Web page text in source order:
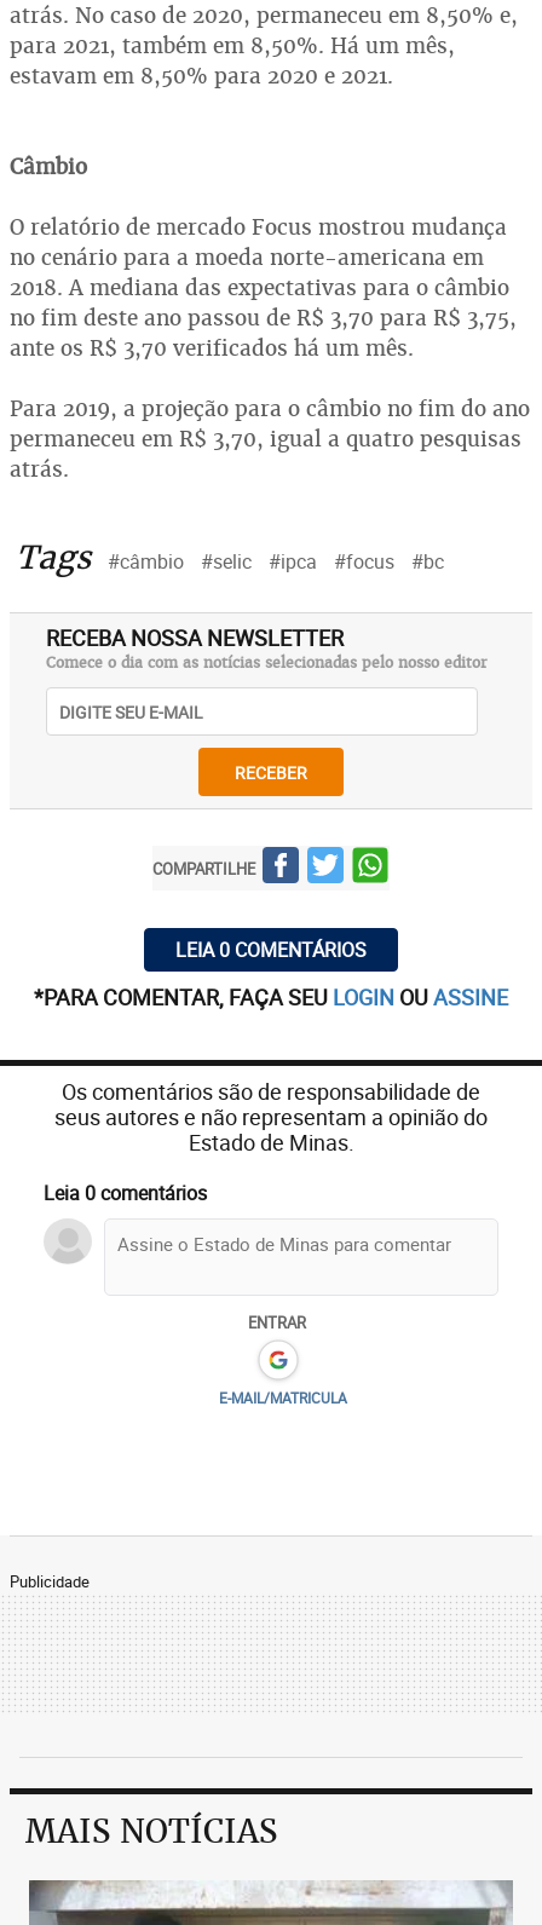
atrás. No caso de 2020, permaneceu em 8,50% e,
para 2021, também em 8,50%. Há um mês,
estavam em 8,50% para 2020 e 2021.
Câmbio
O relatório de mercado Focus mostrou mudança
no cenário para a moeda norte-americana em
2018. A mediana das expectativas para o câmbio
no fim deste ano passou de R$ 3,70 para R$ 3,75,
ante os R$ 3,70 verificados há um mês.
Para 2019, a projeção para o câmbio no fim do ano
permaneceu em R$ 3,70, igual a quatro pesquisas
atrás.
Tags #câmbio #selic #ipca #focus #bc
RECEBA NOSSA NEWSLETTER
Comece o dia com as notícias selecionadas pelo nosso editor
RECEBER
COMPARTILHE
LEIA 0 COMENTÁRIOS
*PARA COMENTAR, FAÇA SEU LOGIN OUASSINE
Os comentários são de responsabilidade de
seus autores e não representam a opinião do
Estado de Minas.
Leia 0 comentários
ENTRAR
E-MAIL/MATRICULA
Publicidade
MAIS NOTÍCIAS